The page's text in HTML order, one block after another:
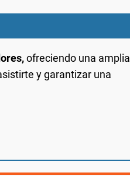
ofreciendo una amplia
y garantizar una